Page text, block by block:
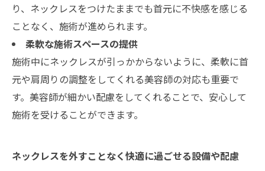
り、ネックレスをつけたままでも首元に不快感を感じる
ことなく、施術が進められます。
柔軟な施術スペースの提供
施術中にネックレスが引っかからないように、柔軟に首
元や肩周りの調整をしてくれる美容師の対応も重要で
す。美容師が細かい配慮をしてくれることで、安心して
施術を受けることができます。
ネックレスを外すことなく快適に過ごせる設備や配慮